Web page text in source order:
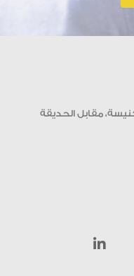
مقابل الحديقة